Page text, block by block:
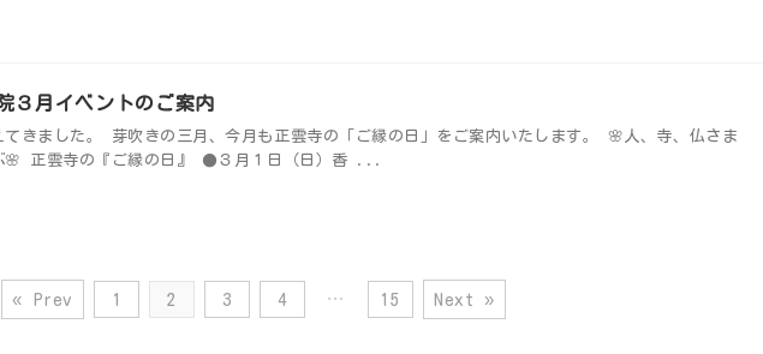
３月イベントのご案内
てきました。 芽吹きの三月、今月も正雲寺の「ご縁の日」をご案内いたします。 🌸人、寺、仏さま
🌸 正雲寺の『ご縁の日』 ●３月１日（日）香 ...
« Prev 1 2 3 4 … 15 Next »